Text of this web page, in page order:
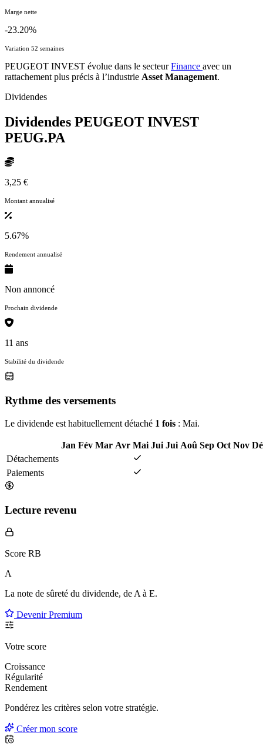
Marge nette
-23.20%
Variation 52 semaines
PEUGEOT INVEST évolue dans le secteurFinance avec un
rattachement plus précis à l’industrie Asset Management.
Dividendes
Dividendes PEUGEOT INVEST
PEUG.PA
3,25 €
Montant annualisé
5.67%
Rendement annualisé
Non annoncé
Prochain dividende
11 ans
Stabilité du dividende
Rythme des versements
Le dividende est habituellement détaché 1 fois : Mai.
Jan Fév Mar Avr Mai Jui Jui Aoû Sep Oct Nov
Détachements
Paiements
Lecture revenu
Score RB
A
La note de sûreté du dividende, de A à E.
Devenir Premium
Votre score
Croissance
Régularité
Rendement
Pondérez les critères selon votre stratégie.
Créer mon score